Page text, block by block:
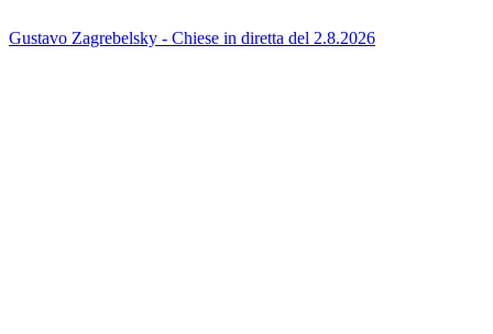
Gustavo Zagrebelsky - Chiese in diretta del 2.8.2026